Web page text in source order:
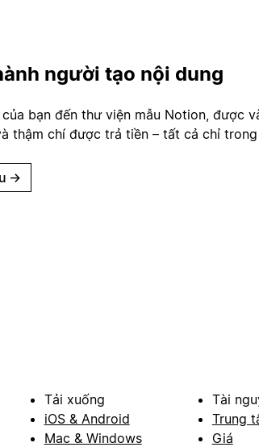
người tạo nội dung
của bạn đến thư viện mẫu Notion, được
thậm chí được trả tiền – tất cả chỉ
→
Tải xuống
iOS & Android
Mac & Windows
Tài
Trung
Giá